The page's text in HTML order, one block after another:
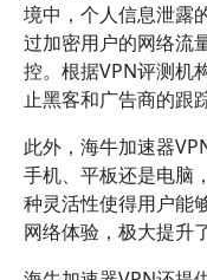
境中，个人信息泄露
过加密用户的网络流
控。根据VPN评测机
止黑客和广告商的跟踪
此外，海牛加速器
手机、平板还是电脑
种灵活性使得用户能
网络体验，极大提升